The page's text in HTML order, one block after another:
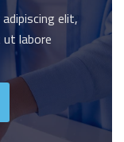
elit,
labore.